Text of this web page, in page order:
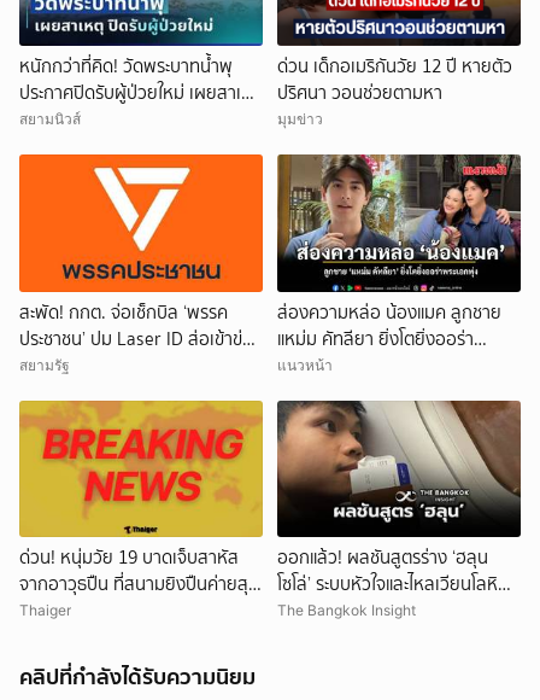
หนักกว่าที่คิด! วัดพระบาทน้ำพุ
ประกาศปิดรับผู้ป่วยใหม่ เผยสาเหตุ
สุดสะเทือนใจ
สยามนิวส์
ด่วน เด็กอเมริกันวัย 12 ปี หายตัว
ปริศนา วอนช่วยตามหา
มุมข่าว
สะพัด! กกต. จ่อเช็กบิล ‘พรรค
ประชาชน’ ปม Laser ID ส่อเข้าข่าย
ยุบพรรคตาม ม.92
สยามรัฐ
ส่องความหล่อ น้องแมค ลูกชาย
แหม่ม คัทลียา ยิ่งโตยิ่งออร่า
พระเอกพุ่ง
แนวหน้า
ด่วน! หนุ่มวัย 19 บาดเจ็บสาหัส
จากอาวุธปืน ที่สนามยิงปืนค่ายสุร
นารี โคราช ตำรวจเร่งสอบสาเหตุ
Thaiger
ออกแล้ว! ผลชันสูตรร่าง ‘ฮลุน
โซโล่’ ระบบหัวใจและไหลเวียนโลหิต
ล้มเหลว
The Bangkok Insight
คลิปที่กำลังได้รับความนิยม